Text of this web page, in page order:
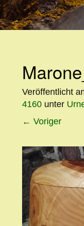
WEITER
ZUM
Veröffentlicht
4160 unter
← Voriger